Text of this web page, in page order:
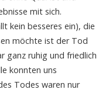
mit sich.
kein besseres ein), die
möchte ist der Tod
ganz ruhig und friedlich
konnten uns
Todes waren nur